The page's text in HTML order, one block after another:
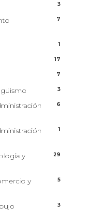
3
7
1
17
7
3
6
1
y
29
y
5
3